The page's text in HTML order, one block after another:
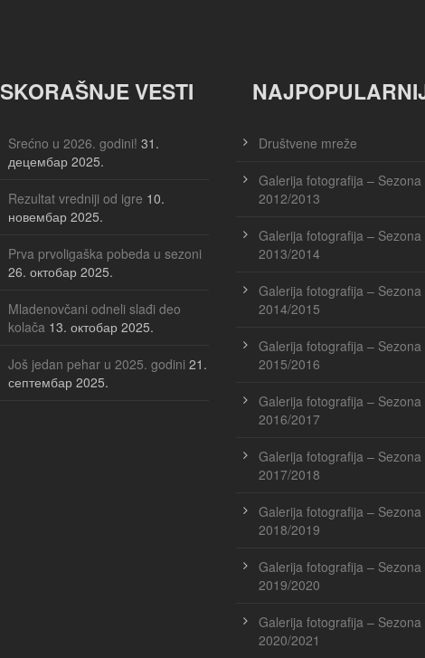
SKORAŠNJE VESTI
Srećno u 2026. godini! 31.
децембар 2025.
Rezultat vredniji od igre 10.
новембар 2025.
Prva prvoligaška pobeda u sezoni
26. октобар 2025.
Mladenovčani odneli slađi deo
kolača 13. октобар 2025.
Još jedan pehar u 2025. godini 21.
септембар 2025.
Društvene mreže
Galerija fotografija – Sezona
2012/2013
Galerija fotografija – Sezona
2013/2014
Galerija fotografija – Sezona
2014/2015
Galerija fotografija – Sezona
2015/2016
Galerija fotografija – Sezona
2016/2017
Galerija fotografija – Sezona
2017/2018
Galerija fotografija – Sezona
2018/2019
Galerija fotografija – Sezona
2019/2020
Galerija fotografija – Sezona
2020/2021